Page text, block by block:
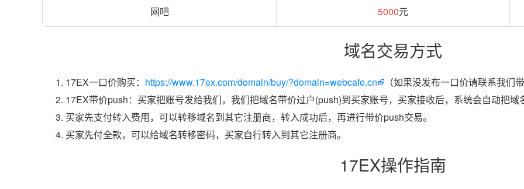
网吧
5000元
域名交易方式
17EX一口价购买： https://www.17ex.com/domain/buy/?domain=webcafe.cn
（如果没发布一口价请联系我们
17EX带价push：买家把账号发给我们，我们把域名带价过户(push)到买家账号，买家接收后，系统会自动把域
买家先支付转入费用，可以转移域名到其它注册商，转入成功后，再进行带价push交易。
买家先付全款，可以给域名转移密码，买家自行转入到其它注册商。
17EX操作指南